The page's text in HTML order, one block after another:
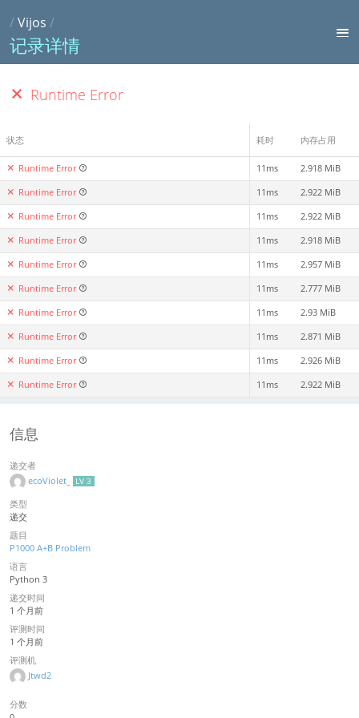
/Vijos /
记录详情
Runtime Error
状态 耗时 内存占用
Runtime Error 11ms 2.918 MiB
Runtime Error 11ms 2.922 MiB
Runtime Error 11ms 2.922 MiB
Runtime Error 11ms 2.918 MiB
Runtime Error 11ms 2.957 MiB
Runtime Error 11ms 2.777 MiB
Runtime Error 11ms 2.93 MiB
Runtime Error 11ms 2.871 MiB
Runtime Error 11ms 2.926 MiB
Runtime Error 11ms 2.922 MiB
信息
递交者
ecoViolet_ LV 3
类型
递交
题目
P1000 A+B Problem
语言
Python 3
递交时间
1 个月前
评测时间
1 个月前
评测机
Jtwd2
分数